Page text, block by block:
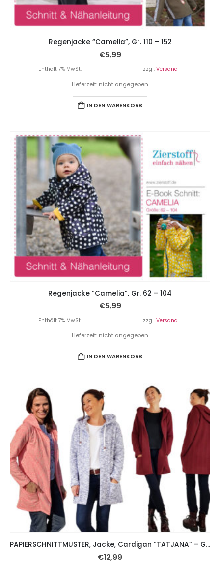
Regenjacke “Camelia”, Gr. 110 – 152
€5,99
Enthält 7% MwSt. zzgl. Versand
Lieferzeit: nicht angegeben
IN DEN WARENKORB
Regenjacke “Camelia”, Gr. 62 – 104
€5,99
Enthält 7% MwSt. zzgl. Versand
Lieferzeit: nicht angegeben
IN DEN WARENKORB
PAPIERSCHNITTMUSTER, Jacke, Cardigan “TATJANA” – Gr. 158 – Damengr. 54
€12,99